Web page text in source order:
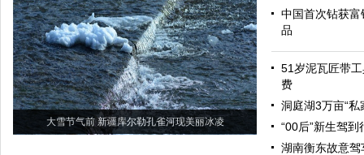
大雪节气前 新疆库尔勒孔雀河现美丽冰凌
中国首次钻获
品
51岁泥瓦匠带
费
洞庭湖3万亩“私
“00后”新生驾到
湖南衡东故意